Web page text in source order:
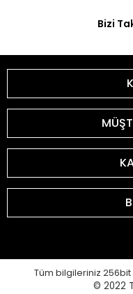
Bizi
Tüm bilgileriniz 256bit
© 2022